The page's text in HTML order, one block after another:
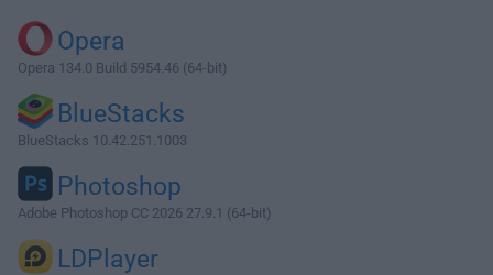
Opera
Opera 134.0 Build 5954.46 (64-bit)
BlueStacks
BlueStacks 10.42.251.1003
Photoshop
Adobe Photoshop CC 2026 27.9.1 (64-bit)
LDPlayer